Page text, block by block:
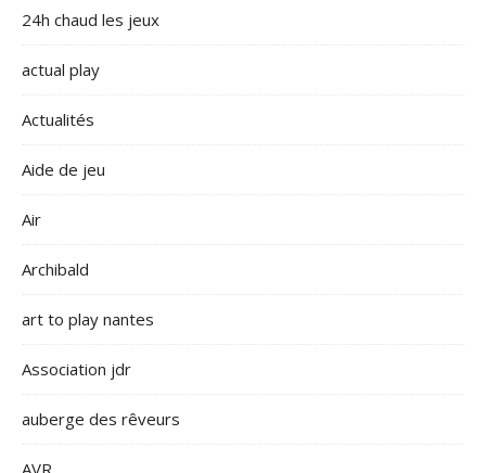
24h chaud les jeux
actual play
Actualités
Aide de jeu
Air
Archibald
art to play nantes
Association jdr
auberge des rêveurs